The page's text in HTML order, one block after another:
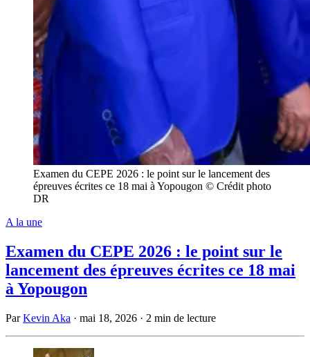
Examen du CEPE 2026 : le point sur le lancement des
épreuves écrites ce 18 mai à Yopougon © Crédit photo
DR
A la une
Examen du CEPE 2026 : le point sur le
lancement des épreuves écrites ce 18 mai
à Yopougon
ParKevin Aka · mai 18, 2026 · 2 min de lecture